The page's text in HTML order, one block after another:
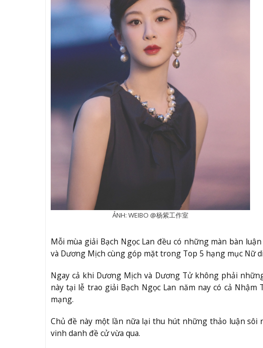
ẢNH: WEIBO @杨紫工作室
Mỗi mùa giải Bạch Ngọc Lan đều có những màn bàn
và Dương Mịch cùng góp mặt trong Top 5 hạng mục Nữ
Ngay cả khi Dương Mịch và Dương Tử không phải
này tại lễ trao giải Bạch Ngọc Lan năm nay có cả
mạng.
Chủ đề này một lần nữa lại thu hút những thảo luận sôi
vinh danh đề cử vừa qua.